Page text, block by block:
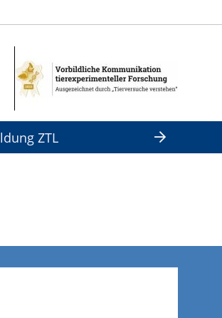
ZTL